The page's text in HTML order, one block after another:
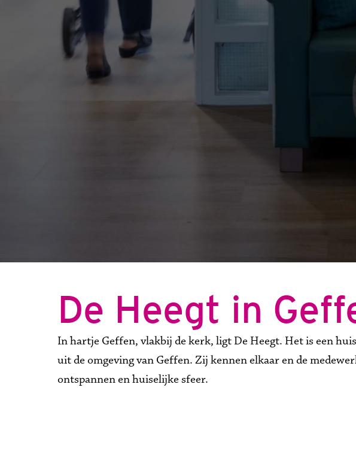
De Heegt in
In hartje Geffen, vlakbij de kerk, ligt De Heegt. Het is een
uit de omgeving van Geffen. Zij kennen elkaar en de
ontspannen en huiselijke sfeer.